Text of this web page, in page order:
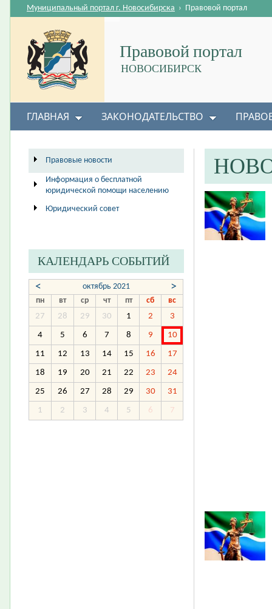
Правовой портал
НОВОСИБИРСК
Муниципальный портал г. Новосибирска › Правовой портал
ГЛАВНАЯ ЗАКОНОДАТЕЛЬСТВО
Правовые новости
Информация о бесплатной
юридической помощи населению
Юридический совет
КАЛЕНДАРЬ СОБЫТИЙ
< октябрь 2021 >
пн вт ср чт пт сб
вс
27
28 29 30 1 2 3
4 5 6 7 8 9 10
11 12 13 14 15 16 17
18 19 20 21 22 23 24
25 26 27 28 29 30 31
1 2 3 4 5 6 7